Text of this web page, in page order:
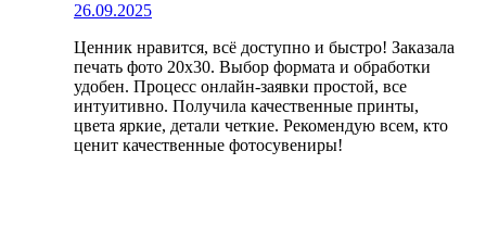
26.09.2025
Ценник нравится, всё доступно и быстро! Заказала
печать фото 20х30. Выбор формата и обработки
удобен. Процесс онлайн-заявки простой, все
интуитивно. Получила качественные принты,
цвета яркие, детали четкие. Рекомендую всем, кто
ценит качественные фотосувениры!